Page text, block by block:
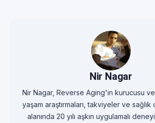
Nir Nagar
Nir Nagar, Reverse Aging'in kurucusu
yaşam araştırmaları, takviyeler ve
alanında 20 yılı aşkın uygulamalı